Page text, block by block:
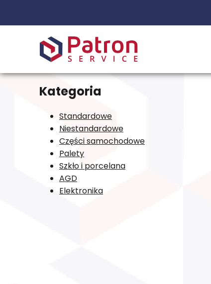
Kategoria
Standardowe
Niestandardowe
Części samochodowe
Palety
Szkło i porcelana
AGD
Elektronika